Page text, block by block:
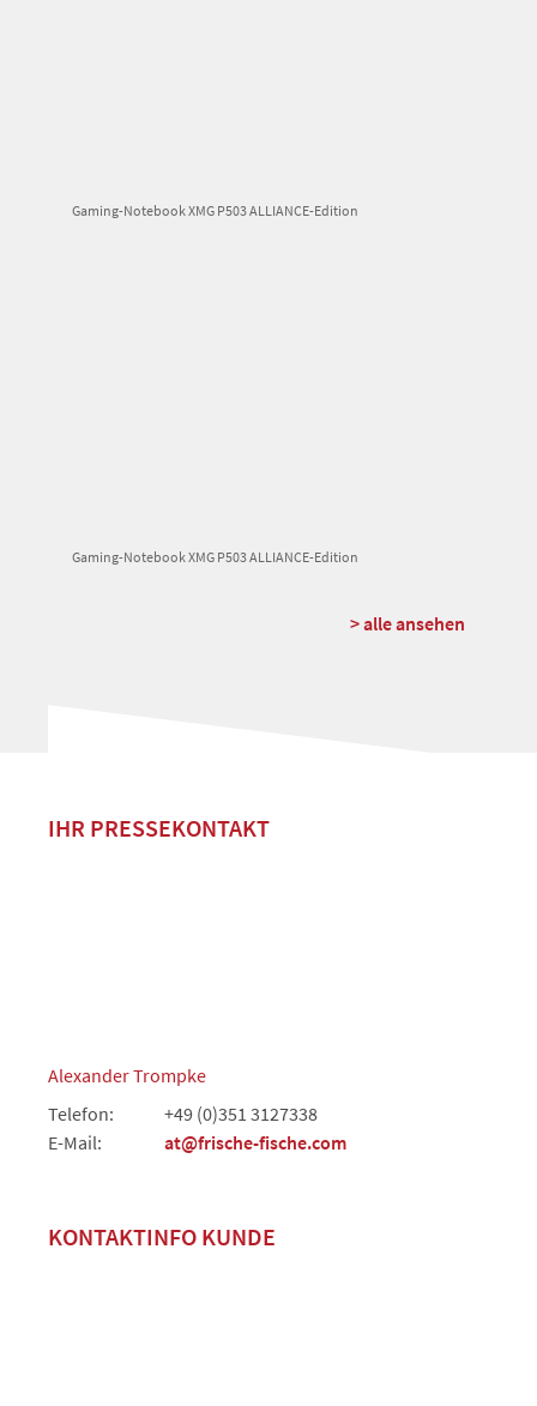
Gaming-Notebook XMG P503 ALLIANCE-Edition
Gaming-Notebook XMG P503 ALLIANCE-Edition
> alle ansehen
IHR PRESSEKONTAKT
Alexander Trompke
Telefon:
+49 (0)351 3127338
E-Mail:
at@frische-fische.com
KONTAKTINFO KUNDE